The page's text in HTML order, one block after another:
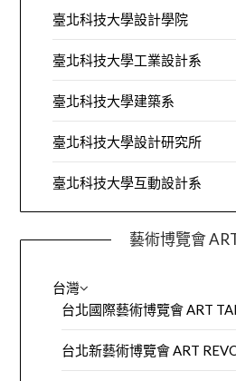
臺北科技大學設計學院
臺北科技大學工業設計系
臺北科技大學建築系
臺北科技大學設計研究所
臺北科技大學互動設計系
藝術博覽會
台灣
台北國際藝術博覽會 ART
台北新藝術博覽會 ART